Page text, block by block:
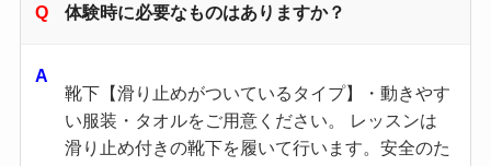
体験時に必要なものはありますか？
靴下【滑り止めがついているタイプ】・動きやす
い服装・タオルをご用意ください。 レッスンは
滑り止め付きの靴下を履いて行います。安全のた